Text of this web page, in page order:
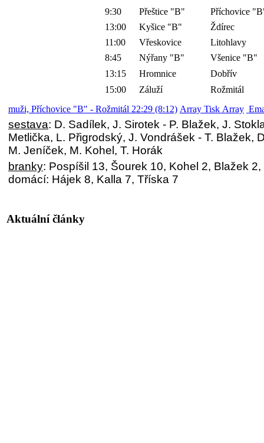
9:30 Přeštice "B"
Příchovice
13:00
Kyšice "B"
Ždírec
11:00
Vřeskovice
Litohlavy
8:45
Nýřany "B"
Všenice "B"
13:15
Hromnice
Dobřív
15:00
Záluží
Rožmitál
muži, Příchovice "B" - Rožmitál 22:29 (8:12) Array Tisk Array
sestava: D. Sadílek, J. Sirotek - P. Blažek, J.
Metlička, L. Přigrodský, J. Vondrášek - T. Blažek,
M. Jeníček, M. Kohel, T. Horák
branky: Pospíšil 13, Šourek 10, Kohel 2, Blažek
domácí: Hájek 8, Kalla 7, Tříska 7
Aktuální články